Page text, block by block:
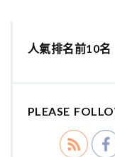
人氣排名前10名
PLEASE